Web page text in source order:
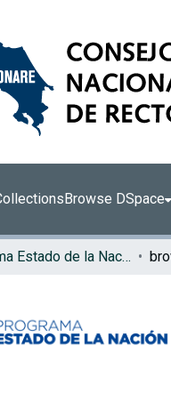
Browse DSpace
Programa Estado de la Nación (PEN)